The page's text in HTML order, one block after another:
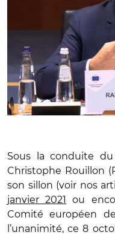
Sous la conduite
Christophe Rouillon
son sillon (voir nos
janvier 2021
ou
Comité européen
l’unanimité, ce 8